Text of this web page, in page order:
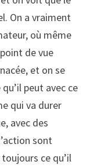
On a vraiment
où même
de vue
et on se
peut avec ce
qui va durer
avec des
sont
ce qu’il